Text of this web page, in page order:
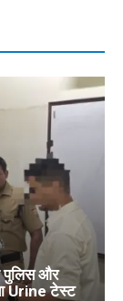
और
Urine टेस्ट